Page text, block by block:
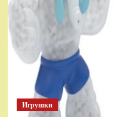
Квадрат
антистресс
(тактильная,
сенсорная)
Игрушки